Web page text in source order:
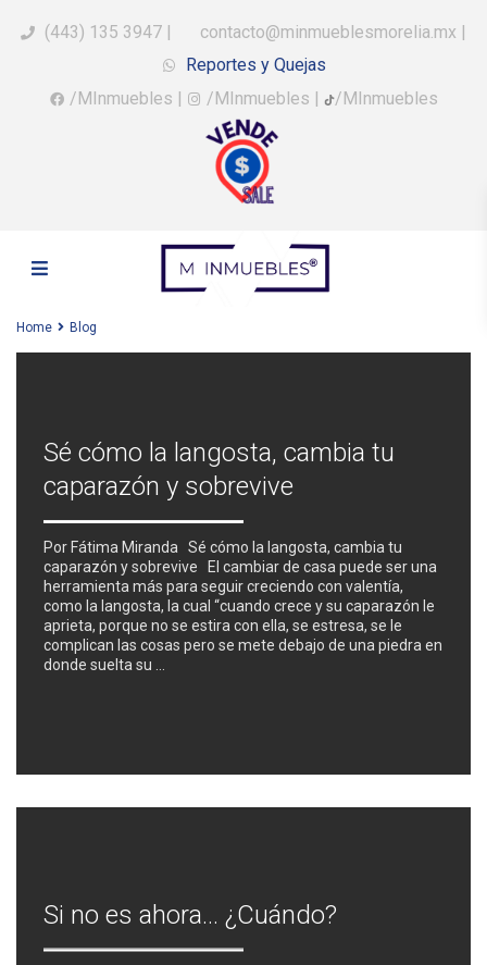
(443) 135 3947 | contacto@minmueblesmorelia.mx |
Reportes y Quejas
/MInmuebles | /MInmuebles | /MInmuebles
Home Blog
Sé cómo la langosta, cambia tu
caparazón y sobrevive
Por Fátima Miranda Sé cómo la langosta, cambia tu
caparazón y sobrevive El cambiar de casa puede ser una
herramienta más para seguir creciendo con valentía,
como la langosta, la cual “cuando crece y su caparazón le
aprieta, porque no se estira con ella, se estresa, se le
complican las cosas pero se mete debajo de una piedra en
donde suelta su …
Si no es ahora… ¿Cuándo?